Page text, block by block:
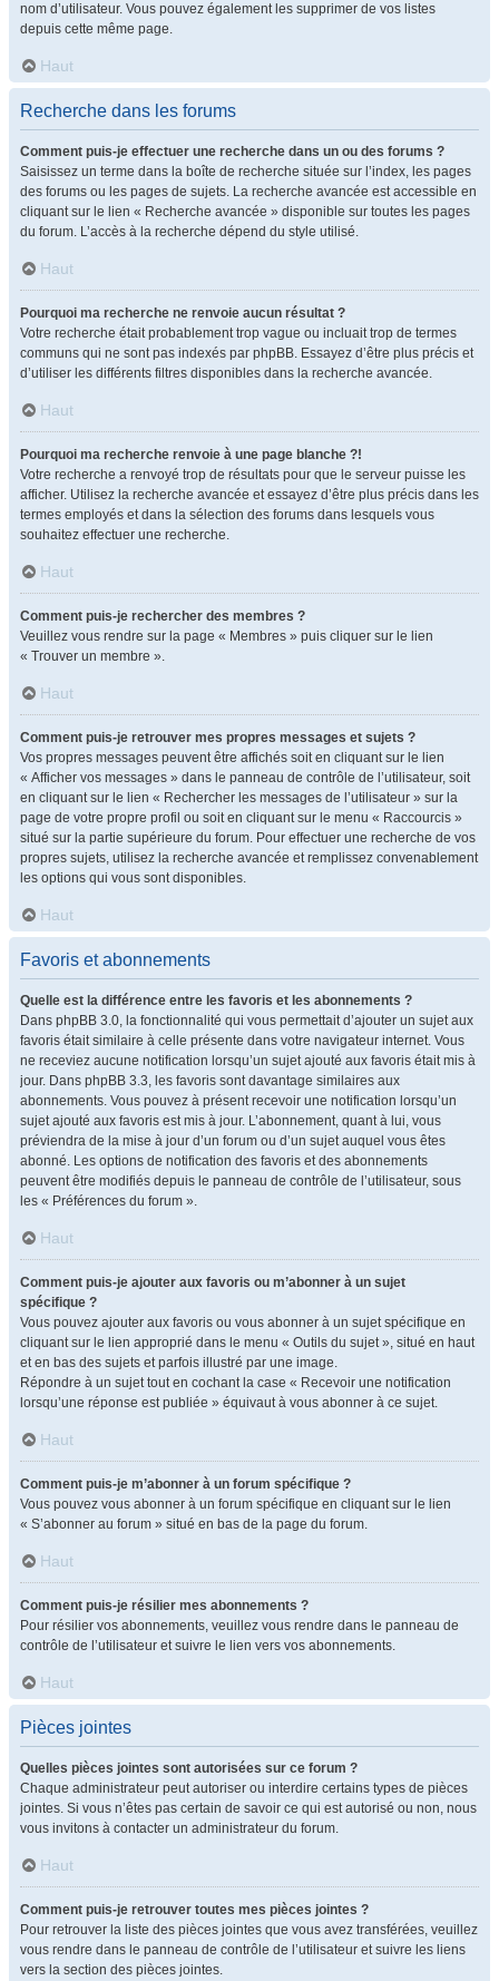
nom d’utilisateur. Vous pouvez également les supprimer de vos listes
depuis cette même page.
Haut
Recherche dans les forums
Comment puis-je effectuer une recherche dans un ou des forums ?
Saisissez un terme dans la boîte de recherche située sur l’index, les pages
des forums ou les pages de sujets. La recherche avancée est accessible en
cliquant sur le lien « Recherche avancée » disponible sur toutes les pages
du forum. L’accès à la recherche dépend du style utilisé.
Haut
Pourquoi ma recherche ne renvoie aucun résultat ?
Votre recherche était probablement trop vague ou incluait trop de termes
communs qui ne sont pas indexés par phpBB. Essayez d’être plus précis et
d’utiliser les différents filtres disponibles dans la recherche avancée.
Haut
Pourquoi ma recherche renvoie à une page blanche ?!
Votre recherche a renvoyé trop de résultats pour que le serveur puisse les
afficher. Utilisez la recherche avancée et essayez d’être plus précis dans les
termes employés et dans la sélection des forums dans lesquels vous
souhaitez effectuer une recherche.
Haut
Comment puis-je rechercher des membres ?
Veuillez vous rendre sur la page « Membres » puis cliquer sur le lien
« Trouver un membre ».
Haut
Comment puis-je retrouver mes propres messages et sujets ?
Vos propres messages peuvent être affichés soit en cliquant sur le lien
« Afficher vos messages » dans le panneau de contrôle de l’utilisateur, soit
en cliquant sur le lien « Rechercher les messages de l’utilisateur » sur la
page de votre propre profil ou soit en cliquant sur le menu « Raccourcis »
situé sur la partie supérieure du forum. Pour effectuer une recherche de vos
propres sujets, utilisez la recherche avancée et remplissez convenablement
les options qui vous sont disponibles.
Haut
Favoris et abonnements
Quelle est la différence entre les favoris et les abonnements ?
Dans phpBB 3.0, la fonctionnalité qui vous permettait d’ajouter un sujet aux
favoris était similaire à celle présente dans votre navigateur internet. Vous
ne receviez aucune notification lorsqu’un sujet ajouté aux favoris était mis à
jour. Dans phpBB 3.3, les favoris sont davantage similaires aux
abonnements. Vous pouvez à présent recevoir une notification lorsqu’un
sujet ajouté aux favoris est mis à jour. L’abonnement, quant à lui, vous
préviendra de la mise à jour d’un forum ou d’un sujet auquel vous êtes
abonné. Les options de notification des favoris et des abonnements
peuvent être modifiés depuis le panneau de contrôle de l’utilisateur, sous
les « Préférences du forum ».
Haut
Comment puis-je ajouter aux favoris ou m’abonner à un sujet
spécifique ?
Vous pouvez ajouter aux favoris ou vous abonner à un sujet spécifique en
cliquant sur le lien approprié dans le menu « Outils du sujet », situé en haut
et en bas des sujets et parfois illustré par une image.
Répondre à un sujet tout en cochant la case « Recevoir une notification
lorsqu’une réponse est publiée » équivaut à vous abonner à ce sujet.
Haut
Comment puis-je m’abonner à un forum spécifique ?
Vous pouvez vous abonner à un forum spécifique en cliquant sur le lien
« S’abonner au forum » situé en bas de la page du forum.
Haut
Comment puis-je résilier mes abonnements ?
Pour résilier vos abonnements, veuillez vous rendre dans le panneau de
contrôle de l’utilisateur et suivre le lien vers vos abonnements.
Haut
Pièces jointes
Quelles pièces jointes sont autorisées sur ce forum ?
Chaque administrateur peut autoriser ou interdire certains types de pièces
jointes. Si vous n’êtes pas certain de savoir ce qui est autorisé ou non, nous
vous invitons à contacter un administrateur du forum.
Haut
Comment puis-je retrouver toutes mes pièces jointes ?
Pour retrouver la liste des pièces jointes que vous avez transférées, veuillez
vous rendre dans le panneau de contrôle de l’utilisateur et suivre les liens
vers la section des pièces jointes.